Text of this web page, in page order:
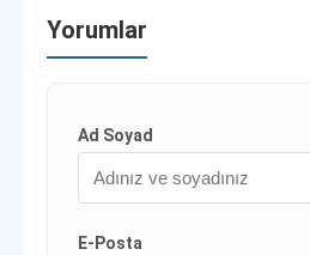
Yorumlar
Ad Soyad
E-Posta